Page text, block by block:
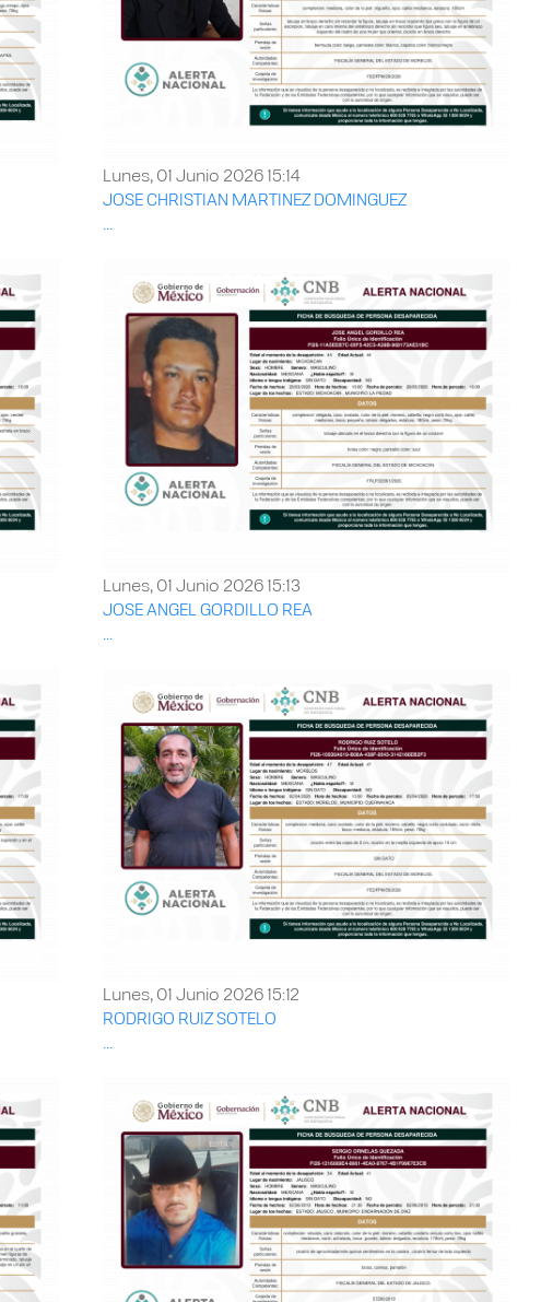
Lunes, 01 Junio 2026 15:14
JOSE CHRISTIAN MARTINEZ DOMINGUEZ
...
Lunes, 01 Junio 2026 15:13
JOSE ANGEL GORDILLO REA
Lunes, 01 Junio 2026 15:12
RODRIGO RUIZ SOTELO